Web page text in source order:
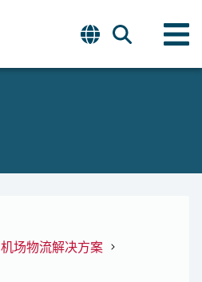
机场物流解决方案